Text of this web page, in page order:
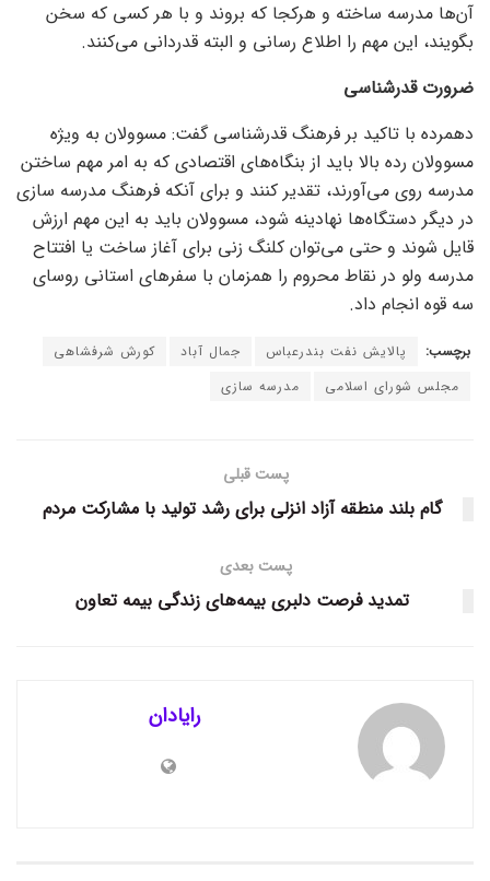
آن‌ها مدرسه ساخته و هرکجا که بروند و با هر کسی که سخن
بگویند، این مهم را اطلاع رسانی و البته قدردانی می‌کنند.
ضرورت قدرشناسی
دهمرده با تاکید بر فرهنگ قدرشناسی گفت: مسوولان به ویژه
مسوولان رده بالا باید از بنگاه‌های اقتصادی که به امر مهم ساختن
مدرسه روی می‌آورند، تقدیر کنند و برای آنکه فرهنگ مدرسه سازی
در دیگر دستگاه‌ها نهادینه شود، مسوولان باید به این مهم ارزش
قایل شوند و حتی می‌توان کلنگ زنی برای آغاز ساخت یا افتتاح
مدرسه ولو در نقاط محروم را همزمان با سفر‌های استانی روسای
سه قوه انجام داد.
برچسب: پالایش نفت بندرعباس جمال آباد
کورش شرفشاهی
مجلس شورای اسلامی
مدرسه سازی
پست قبلی
گام بلند منطقه آزاد انزلی برای رشد تولید با مشارکت مردم
پست بعدی
تمدید فرصت دلبری بیمه‌های زندگی بیمه تعاون
رایادان